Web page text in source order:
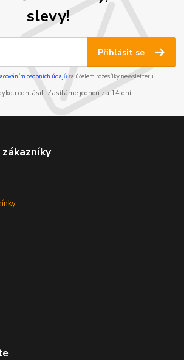
slevy!
Přihlásit se
osobních údajůza účelem rozesílky newsletteru.
odhlásit. Zasíláme jednou za 14 dní.